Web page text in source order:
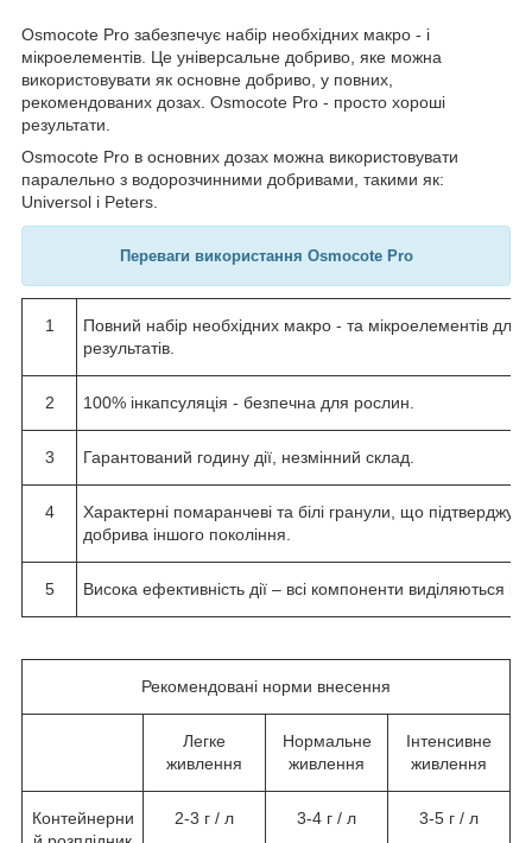
Osmocote Pro забезпечує набір необхідних макро - і
мікроелементів. Це універсальне добриво, яке можна
використовувати як основне добриво, у повних,
рекомендованих дозах. Osmocote Pro - просто хороші
результати.
Osmocote Pro в основних дозах можна використовувати
паралельно з водорозчинними добривами, такими як:
Universol і Peters.
Переваги використання Osmocote Pro
1
Повний набір необхідних макро - та мікроелементів
результатів.
2 100% інкапсуляція - безпечна для рослин.
3 Гарантований годину дії, незмінний склад.
4
Характерні помаранчеві та білі гранули, що
добрива іншого покоління.
5 Висока ефективність дії – всі компоненти виділяються і
Рекомендовані норми внесення
Легке
живлення
Нормальне
живлення
Інтенсивне
живлення
Контейнерни
2-3 г / л 3-4 г / л 3-5 г / л